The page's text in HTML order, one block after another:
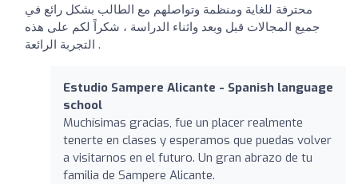
محترفة للغاية ومنظمة وتواصلهم مع الطالب بشكل رائع في
جميع المجالات قبل وبعد واثناء الدراسة ، شكراً لكم على هذه
التجربة الرائعة .
Estudio Sampere Alicante - Spanish language
school
Muchísimas gracias, fue un placer realmente
tenerte en clases y esperamos que puedas volver
a visitarnos en el futuro. Un gran abrazo de tu
familia de Sampere Alicante.